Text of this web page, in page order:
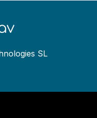
SL